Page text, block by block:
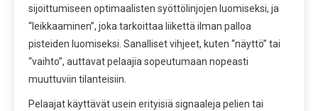
sijoittumiseen optimaalisten syöttölinjojen luomiseksi, ja
“leikkaaminen”, joka tarkoittaa liikettä ilman palloa
pisteiden luomiseksi. Sanalliset vihjeet, kuten “näyttö” tai
“vaihto”, auttavat pelaajia sopeutumaan nopeasti
muuttuviin tilanteisiin.
Pelaajat käyttävät usein erityisiä signaaleja pelien tai